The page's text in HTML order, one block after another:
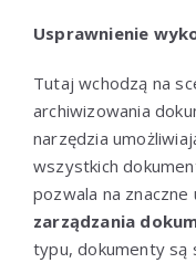
Usprawnienie
Tutaj wchodzą na
archiwizowania
narzędzia
wszystkich
pozwala na
zarządzania
typu, dokumenty są